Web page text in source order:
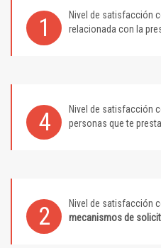
1 Nivel de satisfacción
relacionada con la
4 Nivel de satisfacción
personas que te
2 Nivel de satisfacción
mecanismos de